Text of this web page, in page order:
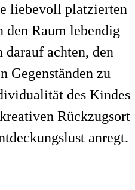
liebevoll platzierten
den Raum lebendig
achten, den
Gegenständen zu
des Kindes
Rückzugsort
anregt.